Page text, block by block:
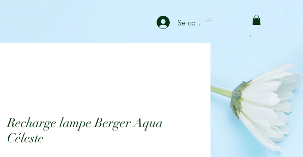
Se connecter
Recharge lampe Berger Aqua
Céleste